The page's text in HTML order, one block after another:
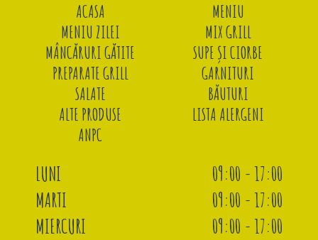
ACASA
MENIU
MENIU ZILEI
MIX GRILL
MÂNCĂRURI GĂTITE
SUPE ȘI CIORBE
PREPARATE GRILL
GARNITURI
SALATE
BĂUTURI
ALTE PRODUSE
LISTA ALERGENI
ANPC
LUNI
09:00 - 17:00
MARTI
09:00 - 17:00
MIERCURI
09:00 - 17:00